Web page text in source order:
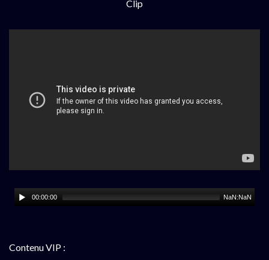
Clip
00:00:00 NaN:NaN
Contenu VIP :